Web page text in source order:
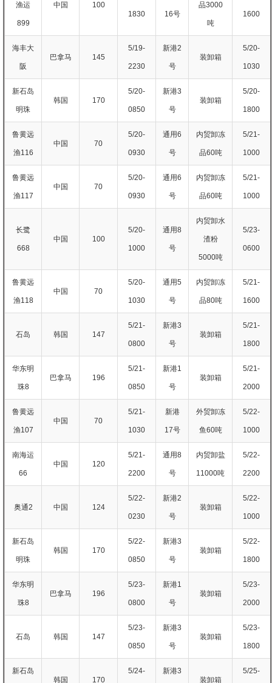
渔运
899
中国
100
1830
16号
品3000
吨
1600
海丰大
阪
巴拿马 145
5/19-
2230
新港2
号
装卸箱
5/20-
1030
新石岛
明珠
韩国 170
5/20-
0850
新港3
号
装卸箱
5/20-
1800
鲁黄远
渔116
中国 70
5/20-
0930
通用6
号
内贸卸冻
品60吨
5/21-
1000
鲁黄远
渔117
中国 70
5/20-
0930
通用6
号
内贸卸冻
品60吨
5/21-
1000
长鹭
668
中国 100
5/20-
1000
通用8
号
内贸卸水
渣粉
5000吨
5/23-
0600
鲁黄远
渔118
中国 70
5/20-
1030
通用5
号
内贸卸冻
品80吨
5/21-
1600
石岛 韩国 147
5/21-
0800
新港3
号
装卸箱
5/21-
1800
华东明
珠8
巴拿马 196
5/21-
0850
新港1
号
装卸箱
5/21-
2000
鲁黄远
渔107
中国 70
5/21-
1030
新港
17号
外贸卸冻
鱼60吨
5/22-
1000
南海运
66
中国 120
5/21-
2200
通用8
号
内贸卸盐
11000吨
5/22-
2200
奥通2 中国 124
5/22-
0230
新港2
号
装卸箱
5/22-
1000
新石岛
明珠
韩国 170
5/22-
0850
新港3
号
装卸箱
5/22-
1800
华东明
珠8
巴拿马 196
5/23-
0800
新港1
号
装卸箱
5/23-
2000
石岛 韩国 147
5/23-
0850
新港3
号
装卸箱
5/23-
1800
新石岛
韩国 170
5/24- 新港3
装卸箱
5/25-